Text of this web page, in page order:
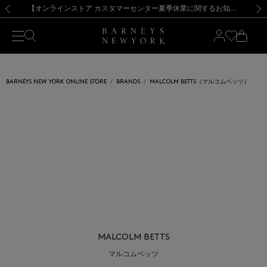
新規登録のお客様も対象！＜MY BARNEYS＞会員のお客様は11,000円（税込）以上のお買上げで常時送料無料！お買い物の際は会員登録を！
【夏季休業に伴う出荷一時停止のお知らせ】(2026.8.7) 【オンラインストア カスタマーセンター夏季休業に関するお知らせ】（2026.8.7）
【夏季休業に伴う返品・交換承り一時停止のお知らせ】（2026.8.5）
熊本県を中心とした地震の影響によるお荷物のお届けについて
【開催中】SUMMER SALEのご案内・ご注意事項 新規登録のお客様も対象！＜MY BARNEYS＞会員のお客様は11,000円（税込）以上のお買上げで常時送料無料！お買い物の際は会員登録を！
【夏季休業に伴う出荷一時停止のお知らせ】(2026.8.7)
BARNEYS NEW YORK ONLINE STORE BRANDS MALCOLM BETTS（マルコムベッツ）
MALCOLM BETTS
マルコムベッツ